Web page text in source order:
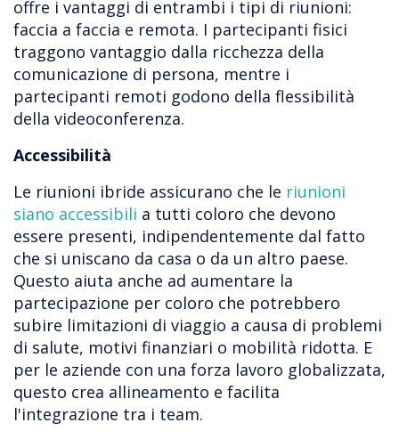
offre i vantaggi di entrambi i tipi di riunioni:
faccia a faccia e remota. I partecipanti fisici
traggono vantaggio dalla ricchezza della
comunicazione di persona, mentre i
partecipanti remoti godono della flessibilità
della videoconferenza.
Accessibilità
Le riunioni ibride assicurano che le riunioni
siano accessibili a tutti coloro che devono
essere presenti, indipendentemente dal fatto
che si uniscano da casa o da un altro paese.
Questo aiuta anche ad aumentare la
partecipazione per coloro che potrebbero
subire limitazioni di viaggio a causa di problemi
di salute, motivi finanziari o mobilità ridotta. E
per le aziende con una forza lavoro globalizzata,
questo crea allineamento e facilita
l'integrazione tra i team.